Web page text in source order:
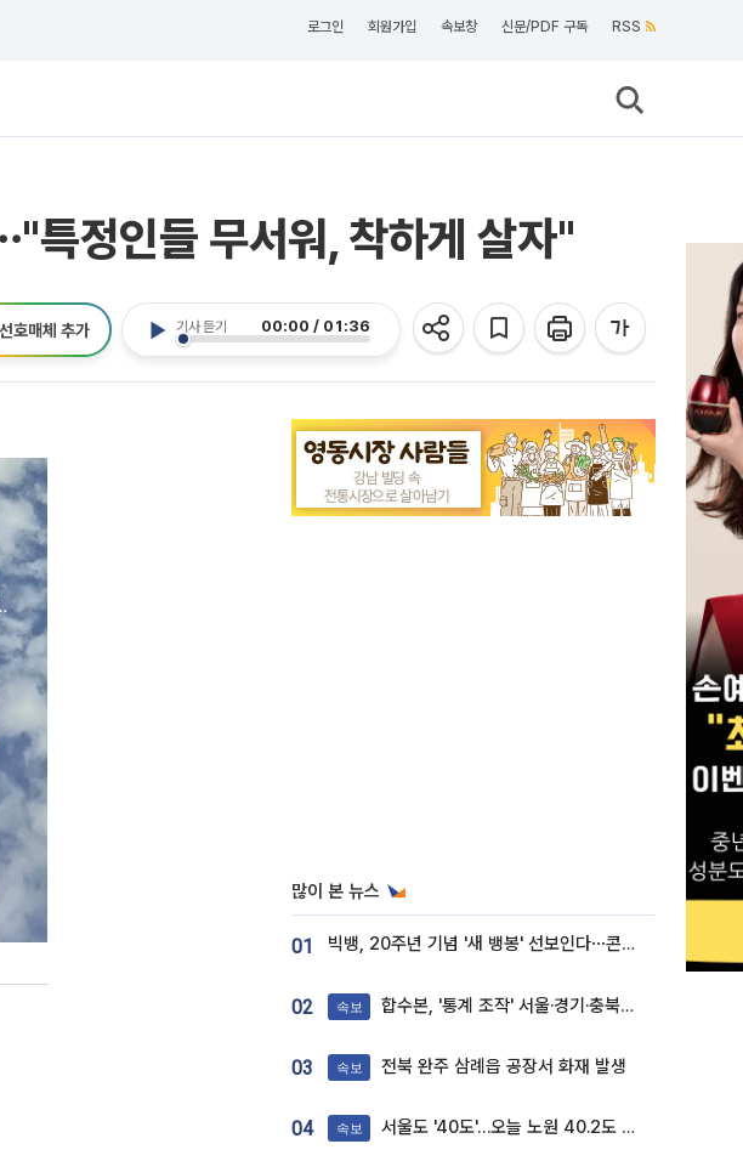
로그인 회원가입 속보창 신문/PDF 구독 RSS
특정인들 무서워, 착하게 살자"
기사 듣기 00:00 / 01:36
호매체 추가
많이 본 뉴스
01 빅뱅, 20주년 기념 '새 뱅봉' 선보인다⋯콘서트 앞두고 팝업 개최
02 속보 합수본, '통계 조작' 서울·경기·충북 선관위 등 추가 압수수색
03 속보 전북 완주 삼례읍 공장서 화재 발생
04 속보 서울도 '40도'…오늘 노원 40.2도 기록